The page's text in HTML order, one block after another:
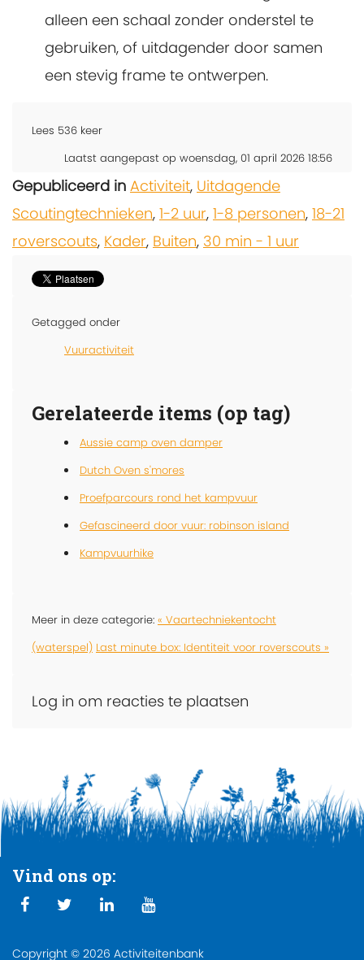
alleen een schaal zonder onderstel te
gebruiken, of uitdagender door samen
een stevig frame te ontwerpen.
Lees 536 keer
Laatst aangepast op woensdag, 01 april 2026 18:56
Gepubliceerd in Activiteit, Uitdagende
Scoutingtechnieken, 1-2 uur, 1-8 personen, 18-21
roverscouts, Kader, Buiten, 30 min - 1 uur
Getagged onder
Vuuractiviteit
Gerelateerde items (op tag)
Aussie camp oven damper
Dutch Oven s'mores
Proefparcours rond het kampvuur
Gefascineerd door vuur: robinson island
Kampvuurhike
Meer in deze categorie: « Vaartechniekentocht
(waterspel) Last minute box: Identiteit voor roverscouts »
Log in om reacties te plaatsen
Vind ons op:
Copyright © 2026 Activiteitenbank